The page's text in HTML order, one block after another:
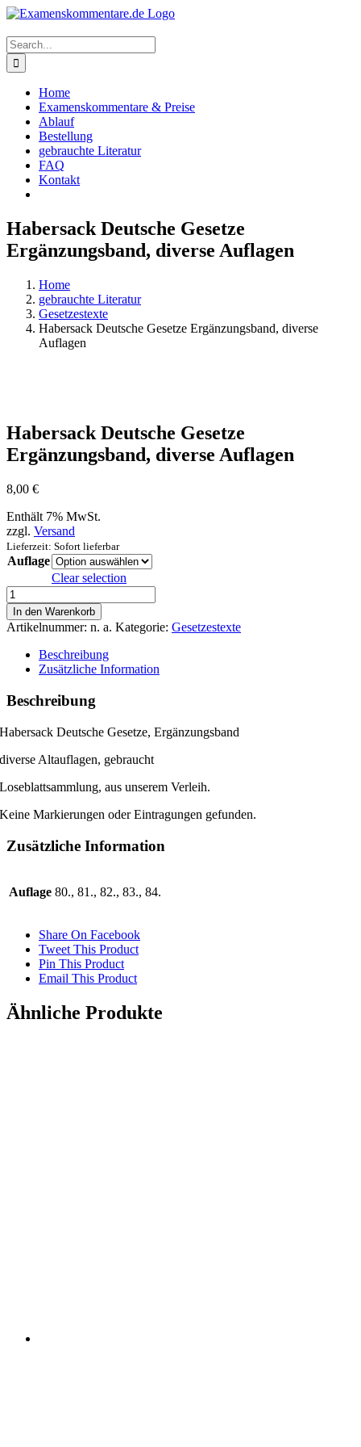
Skip
content
Search
for:
Home
Examenskommentare & Preise
Ablauf
Bestellung
gebrauchte Literatur
FAQ
Kontakt
Habersack Deutsche Gesetze
Ergänzungsband, diverse Auflagen
Home
gebrauchte Literatur
Gesetzestexte
Habersack Deutsche Gesetze Ergänzungsband, diverse
Auflagen
Habersack Deutsche Gesetze
Ergänzungsband, diverse Auflagen
8,00 €
Enthält 7% MwSt.
zzgl. Versand
Lieferzeit: Sofort lieferbar
Auflage
Clear selection
Habersack
Deutsche
Gesetze
Ergänzungsband,
diverse
Auflagen
Menge
In den Warenkorb
Artikelnummer: n. a. Kategorie: Gesetzestexte
Beschreibung
Zusätzliche Information
Beschreibung
Habersack Deutsche Gesetze, Ergänzungsband
diverse Altauflagen, gebraucht
Loseblattsammlung, aus unserem Verleih.
Keine Markierungen oder Eintragungen gefunden.
Zusätzliche Information
Auflage 80., 81., 82., 83., 84.
Share On Facebook
Tweet This Product
Pin This Product
Email This Product
Ähnliche Produkte